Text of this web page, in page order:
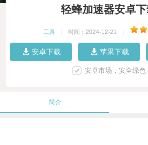
轻蜂加速器安卓
工具 时间：2024-12-21
安卓下载 苹果下载
安卓市场，安全绿色
简介